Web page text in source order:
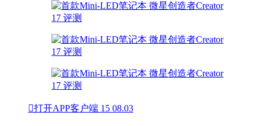
打开APP客户端 15 08.03